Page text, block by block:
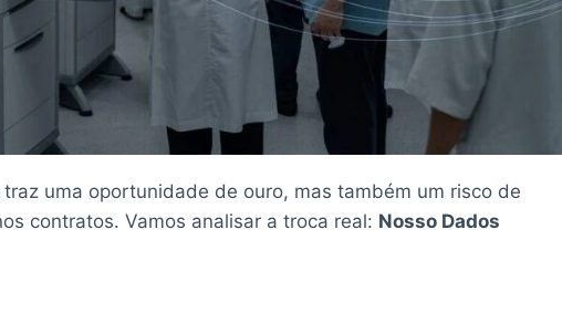
uma oportunidade de ouro, mas também um risco de
contratos. Vamos analisar a troca real: Nosso Dados